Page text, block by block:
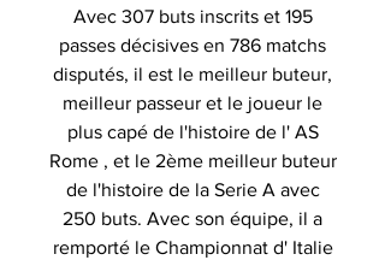
Avec 307 buts inscrits et 195
passes décisives en 786 matchs
disputés, il est le meilleur buteur,
meilleur passeur et le joueur le
plus capé de l'histoire de l' AS
Rome , et le 2ème meilleur buteur
de l'histoire de la Serie A avec
250 buts. Avec son équipe, il a
remporté le Championnat d' Italie